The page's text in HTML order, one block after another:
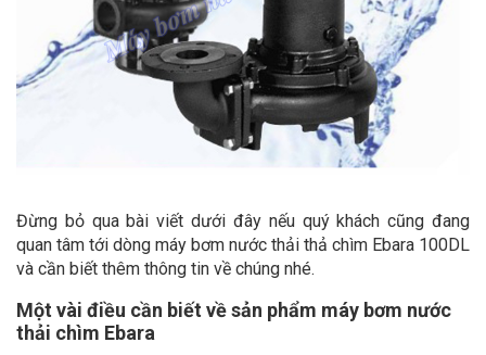
Đừng bỏ qua bài viết dưới đây nếu quý khách cũng đang
quan tâm tới dòng máy bơm nước thải thả chìm Ebara 100DL
và cần biết thêm thông tin về chúng nhé.
Một vài điều cần biết về sản phẩm máy bơm nước
thải chìm Ebara